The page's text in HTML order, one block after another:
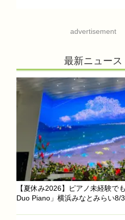
advertisement
最新ニュース
【夏休み2026】ピアノ未経験で
Duo Piano」横浜みなとみらい8/